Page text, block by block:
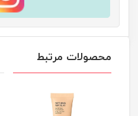
محصولات مرتبط